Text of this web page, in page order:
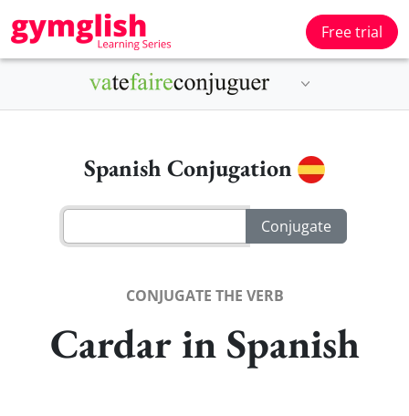
Free trial
Spanish Conjugation
CONJUGATE THE VERB
Cardar in Spanish